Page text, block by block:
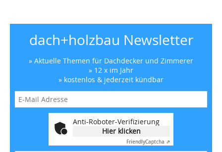
dach+holzbau Newsletter
» Aktuelle Themen für Dachdecker und Zimmerer
» 12 x im Jahr
» kostenlos & jederzeit kündbar
Anti-Roboter-Verifizierung
Hier klicken
FriendlyCaptcha ⇗